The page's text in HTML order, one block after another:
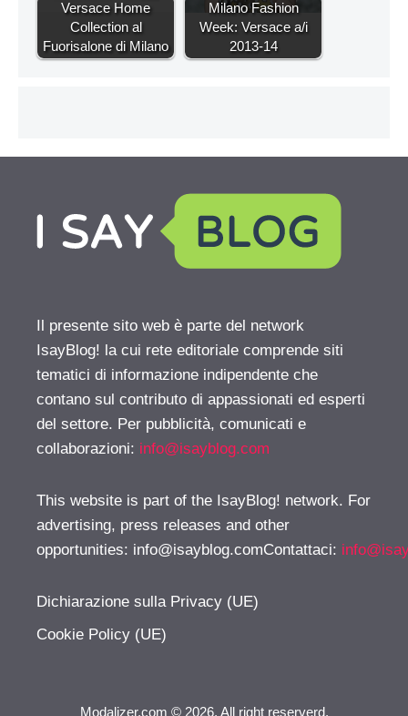
Versace Home
Collection al
Fuorisalone di Milano
Milano Fashion
Week: Versace a/i
2013-14
Il presente sito web è parte del network
IsayBlog! la cui rete editoriale comprende siti
tematici di informazione indipendente che
contano sul contributo di appassionati ed esperti
del settore. Per pubblicità, comunicati e
collaborazioni: info@isayblog.com
This website is part of the IsayBlog! network. For
advertising, press releases and other
opportunities: info@isayblog.comContattaci:
Dichiarazione sulla Privacy (UE)
Cookie Policy (UE)
Modalizer.com © 2026. All right reserverd.